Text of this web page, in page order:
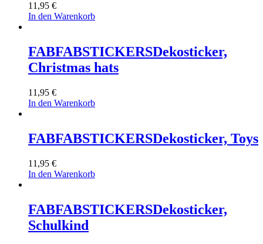
11,95 €
In den Warenkorb
FABFABSTICKERSDekosticker,
Christmas hats
11,95 €
In den Warenkorb
FABFABSTICKERSDekosticker, Toys
11,95 €
In den Warenkorb
FABFABSTICKERSDekosticker,
Schulkind